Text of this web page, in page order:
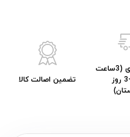
تحویل فوری (3ساعت
تهران-3 روز
تضمین اصالت کالا